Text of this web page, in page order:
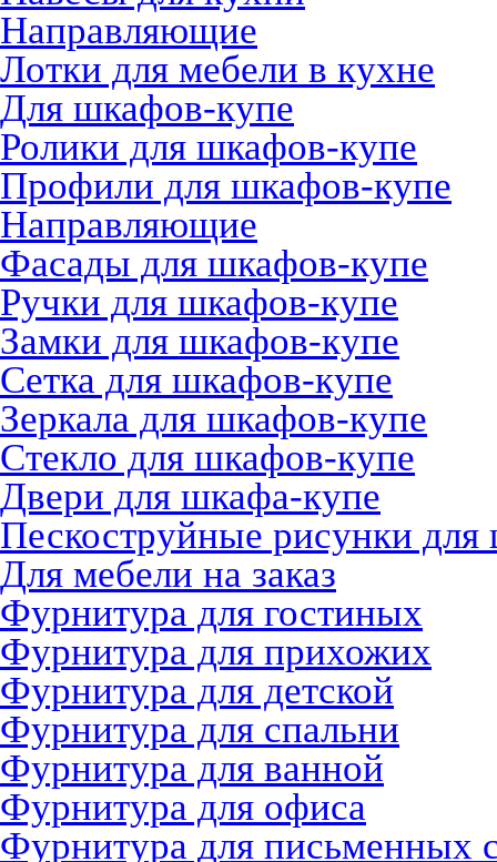
Направляющие
Лотки для мебели в кухне
Для шкафов-купе
Ролики для шкафов-купе
Профили для шкафов-купе
Направляющие
Фасады для шкафов-купе
Ручки для шкафов-купе
Замки для шкафов-купе
Сетка для шкафов-купе
Зеркала для шкафов-купе
Стекло для шкафов-купе
Двери для шкафа-купе
Пескоструйные рисунки
Для мебели на заказ
Фурнитура для гостиных
Фурнитура для прихожих
Фурнитура для детской
Фурнитура для спальни
Фурнитура для ванной
Фурнитура для офиса
Фурнитура для письменных